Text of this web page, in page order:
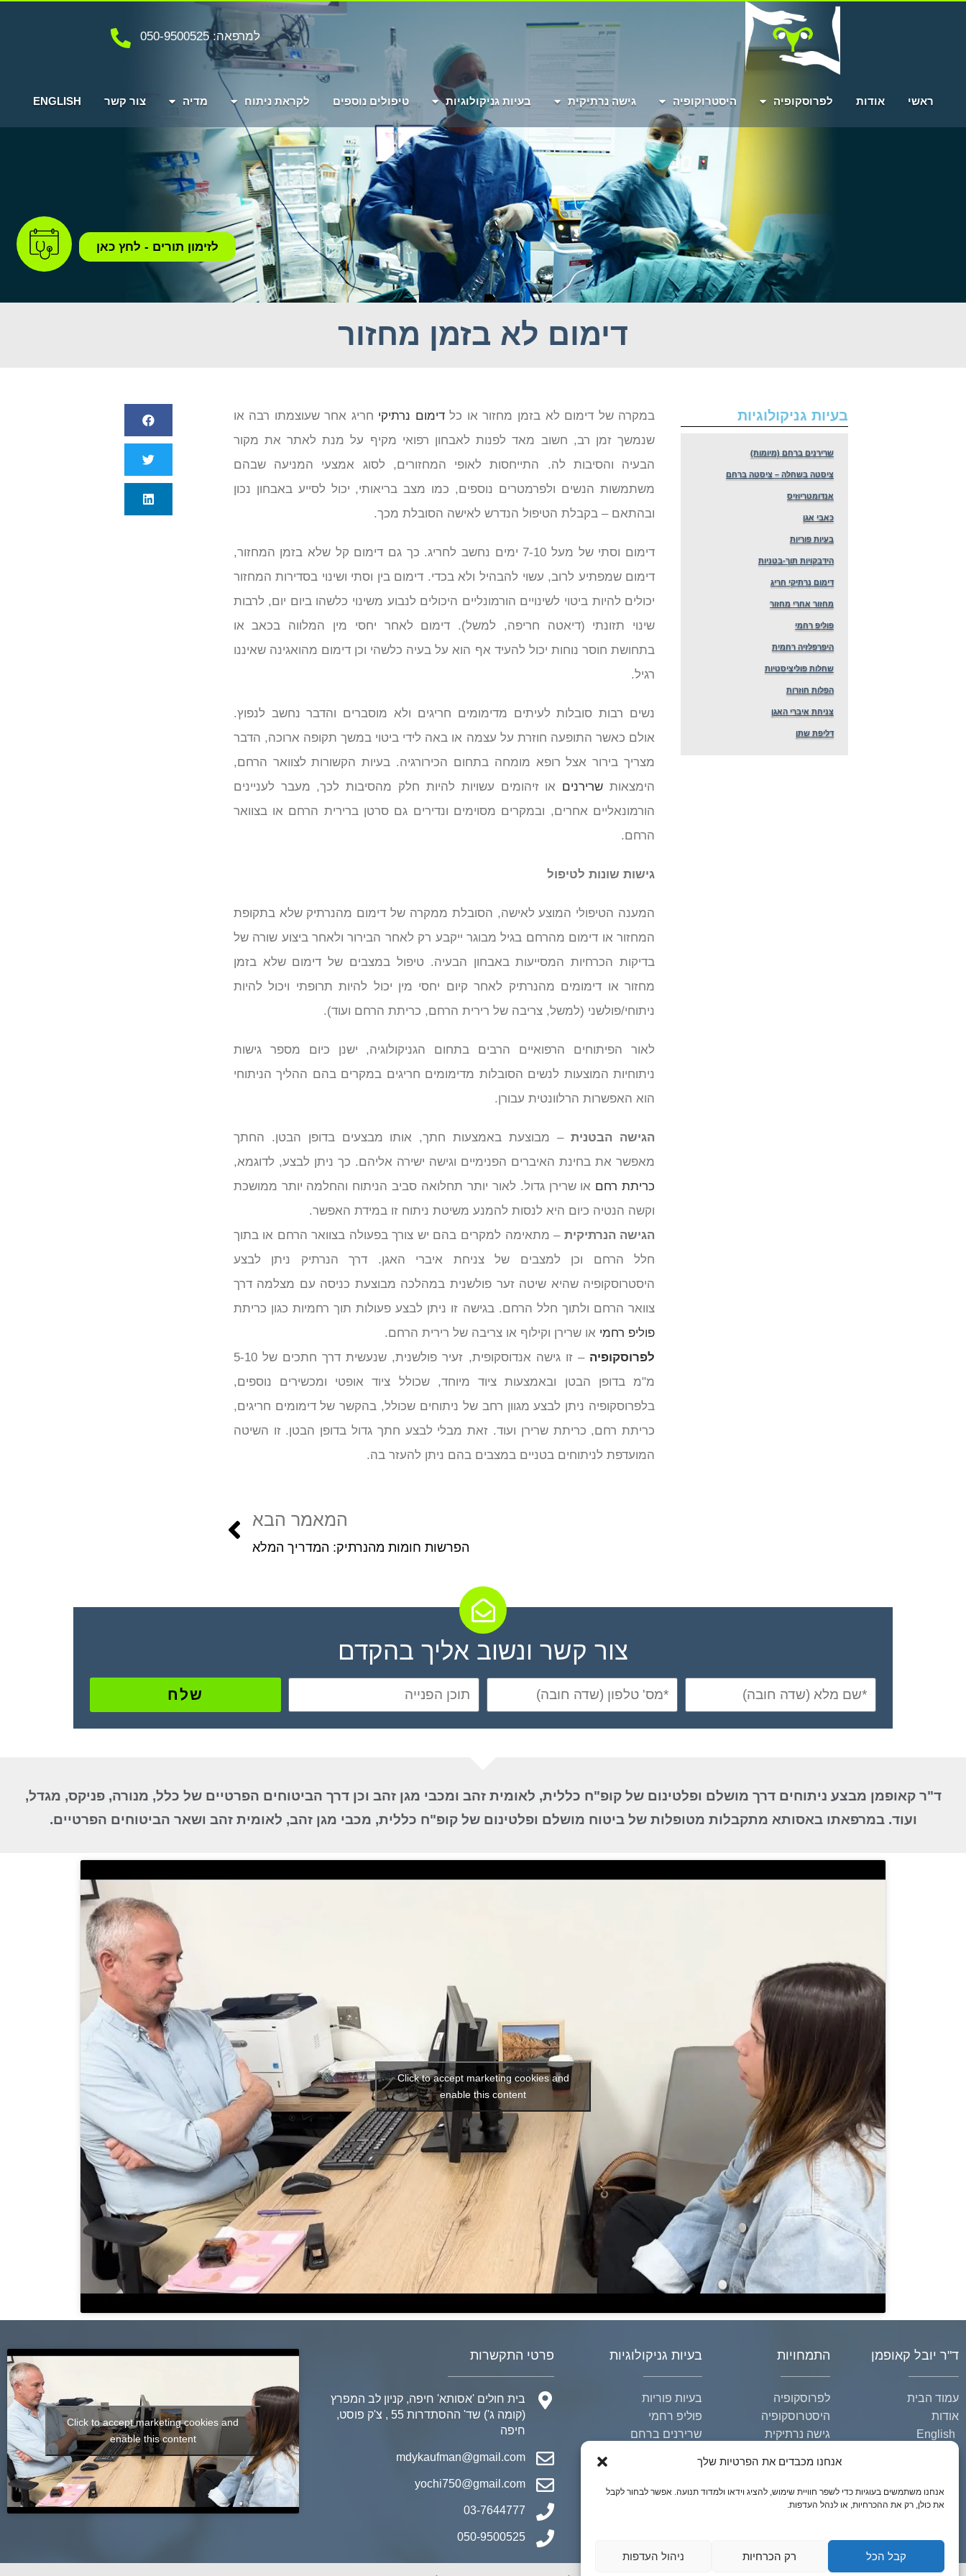
אנחנו מכבדים את הפרטיות שלך
אנחנו משתמשים בעוגיות כדי לשפר חוויית שימוש, להציג וידאו ולמדוד תנועה. אפשר לבחור לקבל
את כולן, רק את ההכרחיות, או לנהל העדפות.
קבל הכל רק הכרחיות ניהול העדפות
למרפאה: 050-9500525
ראשי אודות לפרוסקופיה היסטרוקופיה גישה נרתיקית בעיות גניקולוגיות טיפולים נוספים לקראת ניתוח מדיה צור קשר ENGLISH
דימום לא בזמן מחזור
דימום לא בזמן מחזורבעיות גניקולוגיות
שרירנים ברחם (מיומות)
ציסטה בשחלה – ציסטה ברחם
אנדומטריוזיס
כאבי אגן
בעיות פוריות
הידבקויות תוך-בטניות
דימום נרתיקי חריג
מחזור אחרי מחזור
פוליפ רחמי
היפרפלזיה רחמית
שחלות פוליציסטיות
הפלות חוזרות
צניחת איברי האגן
דליפת שתן
במקרה של דימום לא בזמן מחזור או כלדימום נרתיקי חריג אחר שעוצמתו רבה או
שנמשך זמן רב, חשוב מאד לפנות לאבחון רפואי מקיף על מנת לאתר את מקור
הבעיה והסיבות לה. התייחסות לאופי המחזורים, לסוג אמצעי המניעה שבהם
משתמשות הנשים ולפרמטרים נוספים, כמו מצב בריאותי, יכול לסייע באבחון נכון
ובהתאם – בקבלת הטיפול הנדרש לאישה הסובלת מכך.
דימום וסתי של מעל 7-10 ימים נחשב לחריג. כך גם דימום קל שלא בזמן המחזור,
דימום שמפתיע לרוב, עשוי להבהיל ולא בכדי. דימום בין וסתי ושינוי בסדירות המחזור
יכולים להיות ביטוי לשינויים הורמונליים היכולים לנבוע משינוי כלשהו ביום יום, לרבות
שינוי תזונתי (דיאטה חריפה, למשל). דימום לאחר יחסי מין המלווה בכאב או
בתחושת חוסר נוחות יכול להעיד אף הוא על בעיה כלשהי וכן דימום מהואגינה שאיננו
רגיל.
נשים רבות סובלות לעיתים מדימומים חריגים ולא מוסברים והדבר נחשב לנפוץ.
אולם כאשר התופעה חוזרת על עצמה או באה לידי ביטוי במשך תקופה ארוכה, הדבר
מצריך בירור אצל רופא מומחה בתחום הכירורגיה. בעיות הקשורות לצוואר הרחם,
הימצאות שרירנים או זיהומים עשויות להיות חלק מהסיבות לכך, מעבר לעניינים
הורמונאליים אחרים, ובמקרים מסוימים ונדירים גם סרטן ברירית הרחם או בצוואר
הרחם.
גישות שונות לטיפול
המענה הטיפולי המוצע לאישה, הסובלת ממקרה של דימום מהנרתיק שלא בתקופת
המחזור או דימום מהרחם בגיל מבוגר ייקבע רק לאחר הבירור ולאחר ביצוע שורה של
בדיקות הכרחיות המסייעות באבחון הבעיה. טיפול במצבים של דימום שלא בזמן
מחזור או דימומים מהנרתיק לאחר קיום יחסי מין יכול להיות תרופתי ויכול להיות
ניתוחי/פולשני (למשל, צריבה של רירית הרחם, כריתת הרחם ועוד).
לאור הפיתוחים הרפואיים הרבים בתחום הגניקולוגיה, ישנן כיום מספר גישות
ניתוחיות המוצעות לנשים הסובלות מדימומים חריגים במקרים בהם ההליך הניתוחי
הוא האפשרות הרלוונטית עבורן.
הגישה הבטנית– מבוצעת באמצעות חתך, אותו מבצעים בדופן הבטן. החתך
מאפשר את בחינת האיברים הפנימיים וגישה ישירה אליהם. כך ניתן לבצע, לדוגמא,
כריתת רחם או שרירן גדול. לאור יותר תחלואה סביב הניתוח והחלמה יותר ממושכת
וקשה הנטיה כיום היא לנסות להמנע משיטת ניתוח זו במידת האפשר.
הגישה הנרתיקית – מתאימה למקרים בהם יש צורך בפעולה בצוואר הרחם או בתוך
חלל הרחם וכן למצבים של צניחת איברי האגן. דרך הנרתיק ניתן לבצע
היסטרוסקופיה שהיא שיטה זער פולשנית במהלכה מבוצעת כניסה עם מצלמה דרך
צוואר הרחם ולתוך חלל הרחם. בגישה זו ניתן לבצע פעולות תוך רחמיות כגון כריתת
פוליפ רחמי או שרירן וקילוף או צריבה של רירית הרחם.
לפרוסקופיה
– זו גישה אנדוסקופית, זעיר פולשנית, שנעשית דרך חתכים של 5-10
מ"מ בדופן הבטן ובאמצעות ציוד מיוחד, שכולל ציוד אופטי ומכשירים נוספים,
בלפרוסקופיה ניתן לבצע מגוון רחב של ניתוחים שכולל, בהקשר של דימומים חריגים,
כריתת רחם, כריתת שרירן ועוד. זאת מבלי לבצע חתך גדול בדופן הבטן. זו השיטה
המועדפת לניתוחים בטניים במצבים בהם ניתן להעזר בה.
המאמר הבא
הפרשות חומות מהנרתיק: המדריך המלא
צור קשר ונשוב אליך בהקדם
שלח
ד"ר קאופמן מבצע ניתוחים דרך מושלם ופלטינום של קופ"ח כללית, לאומית זהב ומכבי מגן זהב וכן דרך הביטוחים הפרטיים של כלל, מנורה, פניקס, מגדל,
ועוד. במרפאתו באסותא מתקבלות מטופלות של ביטוח מושלם ופלטינום של קופ"ח כללית, מכבי מגן זהב, לאומית זהב ושאר הביטוחים הפרטיים.
Click to accept marketing cookies and
enable this content
ד"ר יובל קאופמן
עמוד הבית
אודות
English
מדיניות פרטיות
הצהרת נגישות
התמחויות
לפרוסקופיה
היסטרוסקופיה
גישה נרתיקית
בעיות גניקולוגיות
בעיות פוריות
פוליפ רחמי
שרירנים ברחם
אנדומטריוזיס
פרטי התקשרות
בית חולים 'אסותא' חיפה, קניון לב המפרץ
(קומה ג') שד' ההסתדרות 55 , צ'ק פוסט,
חיפה
mdykaufman@gmail.com
yochi750@gmail.com
03-7644777
050-9500525
Click to accept marketing cookies and
enable this content
לזימון תורים - לחץ כאן